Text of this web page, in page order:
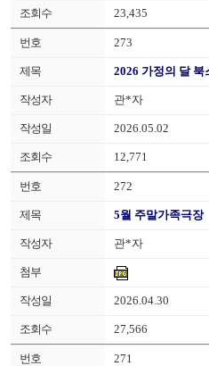
23,435
273
2026 가정의 달 북
관*자
2026.05.02
12,771
272
5월 주말가족극장
관*자
2026.04.30
27,566
271